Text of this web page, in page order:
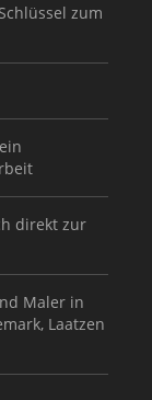
zum
direkt zur
Maler in
Laatzen